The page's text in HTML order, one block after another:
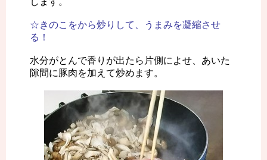
☆きのこをから炒りして、うまみを凝縮させ
る！
水分がとんで香りが出たら片側によせ、あいた
隙間に豚肉を加えて炒めます。